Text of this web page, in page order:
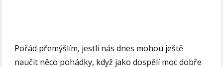
Pořád přemýšlím, jestli nás dnes mohou ještě
naučit něco pohádky, když jako dospělí moc dobře